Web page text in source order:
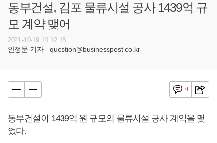
동부건설, 김포 물류시설 공사 1439억 규
모 계약 맺어
2021-10-19 10:12:15
안정문 기자 - question@businesspost.co.kr
0
동부건설이 1439억 원 규모의 물류시설 공사 계약을 맺
었다.